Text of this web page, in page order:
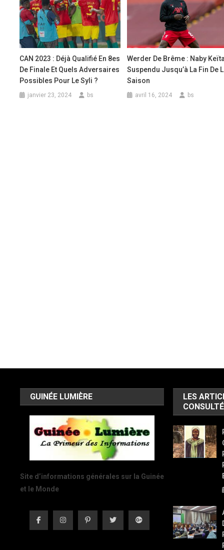
CAN 2023 : Déjà Qualifié En 8es
De Finale Et Quels Adversaires
Possibles Pour Le Syli ?
janvier 23, 2024 bs
Werder De Brême : Naby
Suspendu Jusqu’à La Fin De
Saison
avril 16, 2024 bs
GUINÉE LUMIÈRE
Site d’informations générales sur la Guinée
et le Monde
LES